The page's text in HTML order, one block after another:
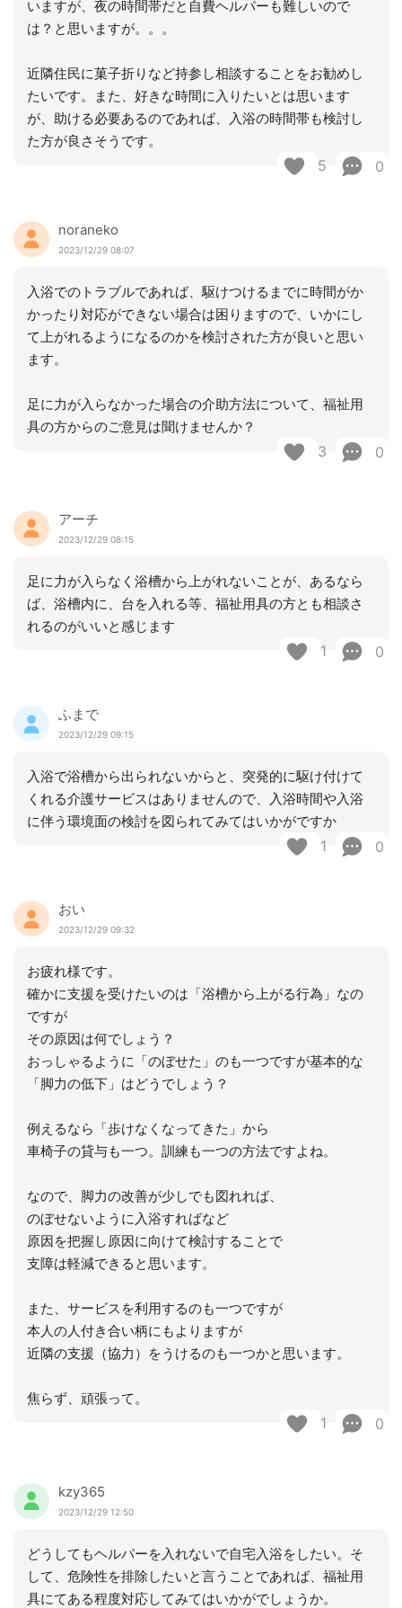
いますが、夜の時間帯だと自費ヘルパーも難しいので
は？と思いますが。。。
近隣住民に菓子折りなど持参し相談することをお勧めし
たいです。また、好きな時間に入りたいとは思います
が、助ける必要あるのであれば、入浴の時間帯も検討し
た方が良さそうです。
5 0
noraneko
2023/12/29 08:07
入浴でのトラブルであれば、駆けつけるまでに時間がか
かったり対応ができない場合は困りますので、いかにし
て上がれるようになるのかを検討された方が良いと思い
ます。
足に力が入らなかった場合の介助方法について、福祉用
具の方からのご意見は聞けませんか？
3 0
アーチ
2023/12/29 08:15
足に力が入らなく浴槽から上がれないことが、あるなら
ば、浴槽内に、台を入れる等、福祉用具の方とも相談さ
れるのがいいと感じます
1 0
ふまで
2023/12/29 09:15
入浴で浴槽から出られないからと、突発的に駆け付けて
くれる介護サービスはありませんので、入浴時間や入浴
に伴う環境面の検討を図られてみてはいかがですか
1 0
おい
2023/12/29 09:32
お疲れ様です。
確かに支援を受けたいのは「浴槽から上がる行為」なの
ですが
その原因は何でしょう？
おっしゃるように「のぼせた」のも一つですが基本的な
「脚力の低下」はどうでしょう？
例えるなら「歩けなくなってきた」から
車椅子の貸与も一つ。訓練も一つの方法ですよね。
なので、脚力の改善が少しでも図れれば、
のぼせないように入浴すればなど
原因を把握し原因に向けて検討することで
支障は軽減できると思います。
また、サービスを利用するのも一つですが
本人の人付き合い柄にもよりますが
近隣の支援（協力）をうけるのも一つかと思います。
焦らず、頑張って。
1 0
kzy365
2023/12/29 12:50
どうしてもヘルパーを入れないで自宅入浴をしたい。そ
して、危険性を排除したいと言うことであれば、福祉用
具にてある程度対応してみてはいかがでしょうか。